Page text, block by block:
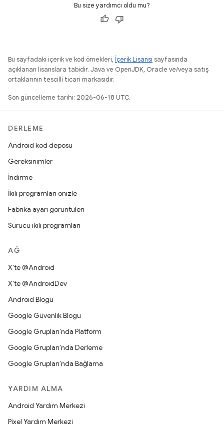
Bu size yardımcı oldu mu?
Bu sayfadaki içerik ve kod örnekleri, İçerik Lisansı sayfasında
açıklanan lisanslara tabidir. Java ve OpenJDK, Oracle ve/veya satış
ortaklarının tescilli ticari markasıdır.
Son güncelleme tarihi: 2026-06-18 UTC.
DERLEME
Android kod deposu
Gereksinimler
İndirme
İkili programları önizle
Fabrika ayarı görüntüleri
Sürücü ikili programları
AĞ
X'te @Android
X'te @AndroidDev
Android Blogu
Google Güvenlik Blogu
Google Grupları'nda Platform
Google Grupları'nda Derleme
Google Grupları'nda Bağlama
YARDIM ALMA
Android Yardım Merkezi
Pixel Yardım Merkezi